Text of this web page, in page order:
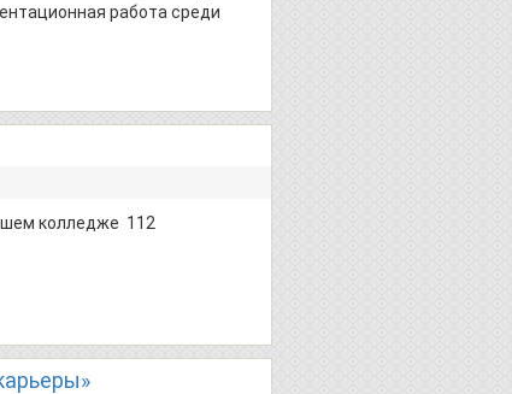
работа среди
колледже 112